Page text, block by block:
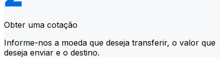
Obter uma cotação
Informe-nos a moeda que deseja transferir, o valor que
deseja enviar e o destino.